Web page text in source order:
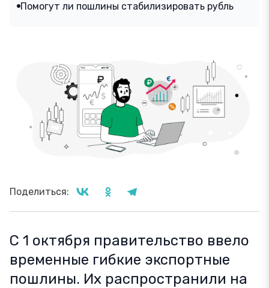
Помогут ли пошлины стабилизировать рубль
Поделиться:
С 1 октября правительство ввело
временные гибкие экспортные
пошлины. Их распространили на